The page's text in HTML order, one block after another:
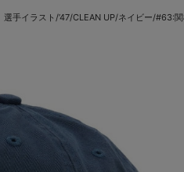
選手イラスト/’47/CLEAN UP/ネイビー/#63: